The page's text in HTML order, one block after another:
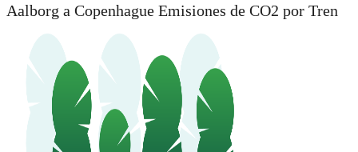
Aalborg a Copenhague Emisiones de CO2 por Tren